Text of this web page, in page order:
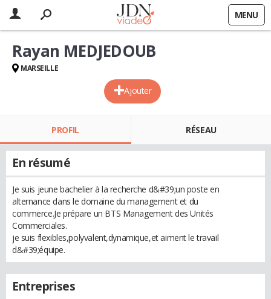
MENU
Ajouter
Rayan MEDJEDOUB
MARSEILLE
PROFIL RÉSEAU
En résumé
Je suis jeune bachelier à la recherche d&#39;un poste en
alternance dans le domaine du management et du
commerce.Je prépare un BTS Management des Unités
Commerciales.
je suis flexibles,polyvalent,dynamique,et aiment le travail
d&#39;équipe.
Entreprises